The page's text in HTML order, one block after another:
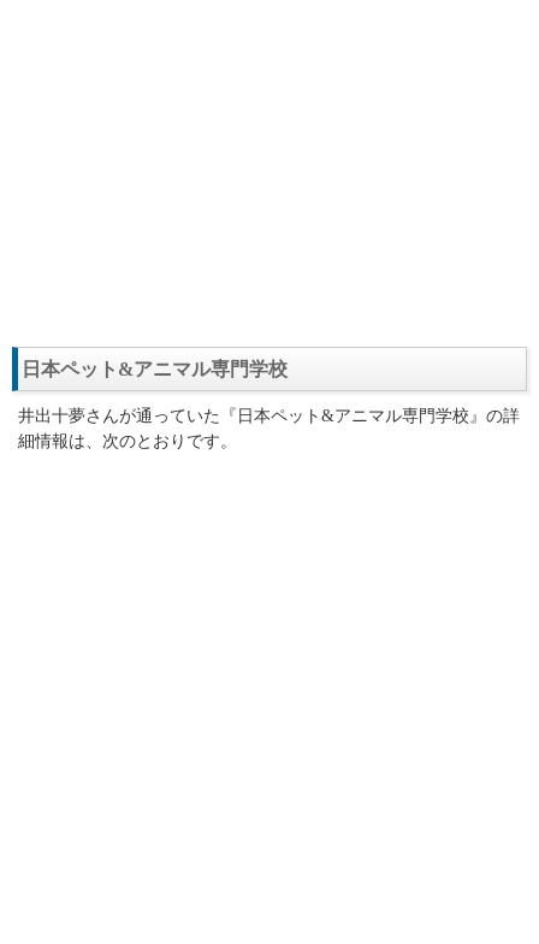
日本ペット&アニマル専門学校
井出十夢さんが通っていた『日本ペット&アニマル専門学校』の詳
細情報は、次のとおりです。